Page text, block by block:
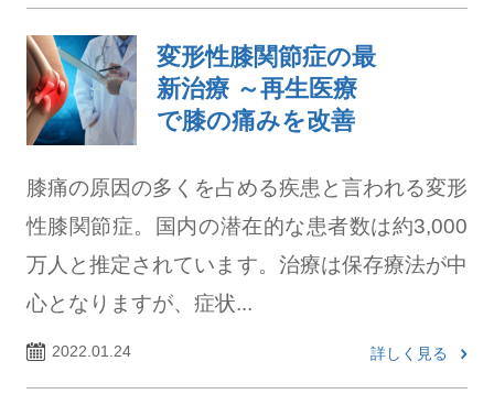
変形性膝関節症の最
新治療 ～再生医療
で膝の痛みを改善
膝痛の原因の多くを占める疾患と言われる変形
性膝関節症。国内の潜在的な患者数は約3,000
万人と推定されています。治療は保存療法が中
心となりますが、症状...
2022.01.24 詳しく見る